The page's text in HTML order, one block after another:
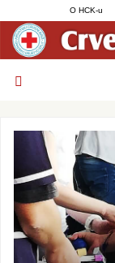
O HCK-u